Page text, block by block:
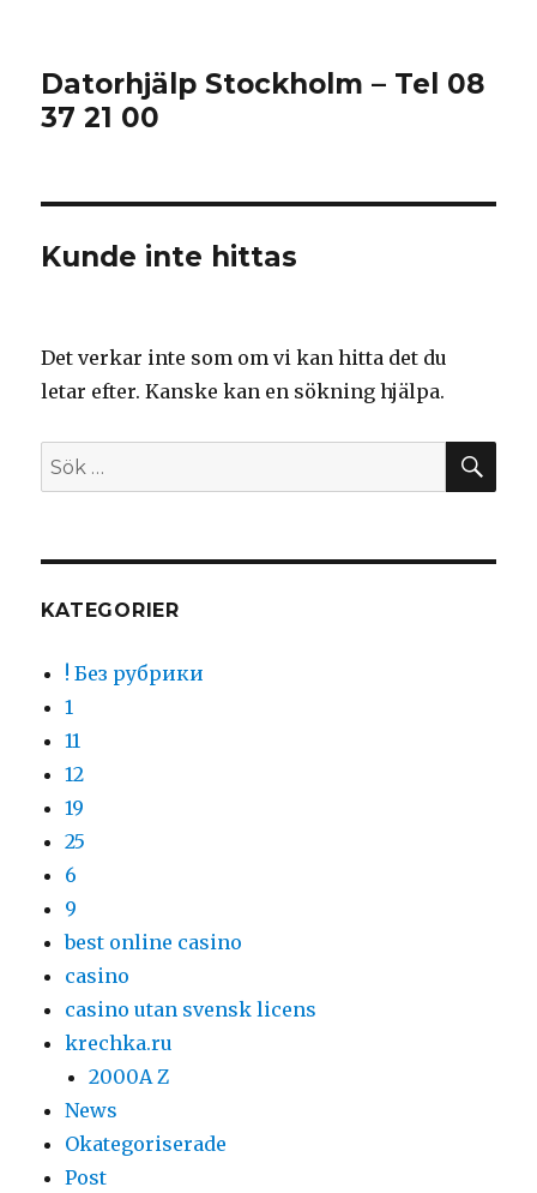
Datorhjälp Stockholm – Tel 08
37 21 00
Kunde inte hittas
Det verkar inte som om vi kan hitta det du
letar efter. Kanske kan en sökning hjälpa.
Sök
efter:
KATEGORIER
! Без рубрики
1
11
12
19
25
6
9
best online casino
casino
casino utan svensk licens
krechka.ru
2000A Z
News
Okategoriserade
Post